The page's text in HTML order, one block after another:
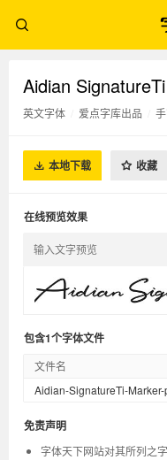
Aidian
英文字体 爱点字库出品
本地下载 收藏
在线预览效果
包含1个字体文件
文件名
Aidian-SignatureTi-
免责声明
字体天下网站对其所列之